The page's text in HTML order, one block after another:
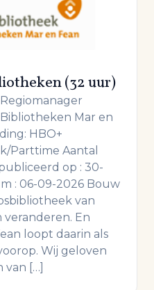
(32 uur)
Mar en
HBO+
Parttime Aantal
op : 30-
: 06-09-2026 Bouw
van
En
loopt daarin als
Wij geloven
van […]